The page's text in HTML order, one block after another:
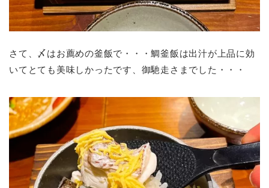
さて、〆はお薦めの釜飯で・・・鯛釜飯は出汁が上品に効
いてとても美味しかったです、御馳走さまでした・・・